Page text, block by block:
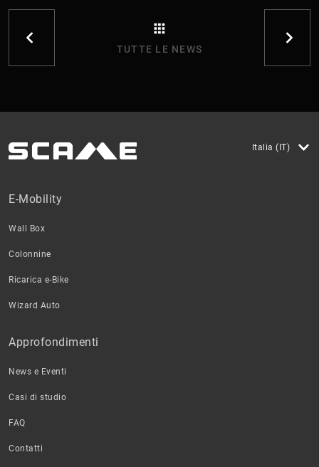
TUTTE LE NEWS
Italia (IT)
E-Mobility
Wall Box
Colonnine
Ricarica e-Bike
Wizard Auto
Approfondimenti
News e Eventi
Casi di studio
FAQ
Contatti